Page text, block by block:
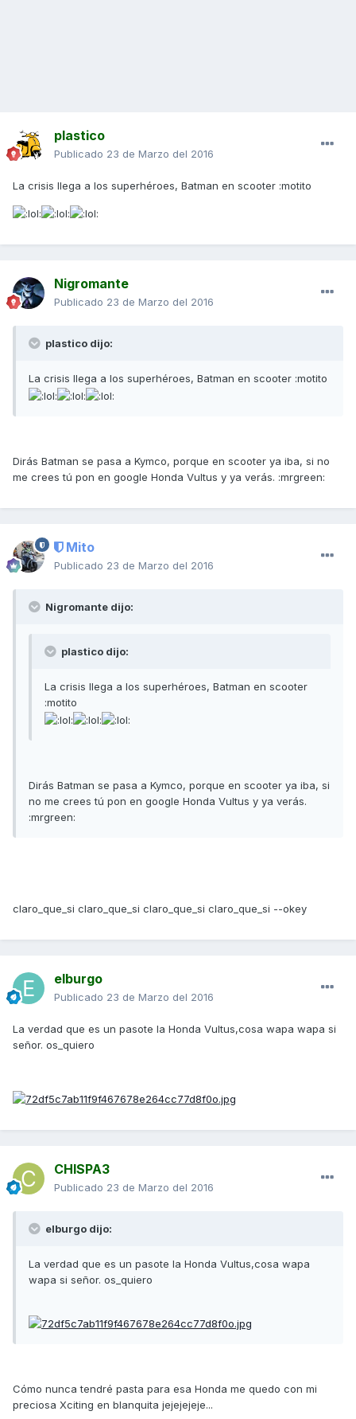
plastico
Publicado 23 de Marzo del 2016
La crisis llega a los superhéroes, Batman en scooter :motito
Nigromante
Publicado 23 de Marzo del 2016
plastico dijo:
La crisis llega a los superhéroes, Batman en scooter :motito
Dirás Batman se pasa a Kymco, porque en scooter ya iba, si no
me crees tú pon en google Honda Vultus y ya verás. :mrgreen:
Mito
Publicado 23 de Marzo del 2016
Nigromante dijo:
plastico dijo:
La crisis llega a los superhéroes, Batman en scooter
:motito
Dirás Batman se pasa a Kymco, porque en scooter ya iba, si
no me crees tú pon en google Honda Vultus y ya verás.
:mrgreen:
claro_que_si claro_que_si claro_que_si claro_que_si --okey
elburgo
Publicado 23 de Marzo del 2016
La verdad que es un pasote la Honda Vultus,cosa wapa wapa si
señor. os_quiero
CHISPA3
Publicado 23 de Marzo del 2016
elburgo dijo:
La verdad que es un pasote la Honda Vultus,cosa wapa
wapa si señor. os_quiero
Cómo nunca tendré pasta para esa Honda me quedo con mi
preciosa Xciting en blanquita jejejejeje...